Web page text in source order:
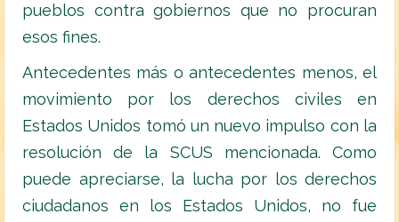
pueblos contra gobiernos que no procuran
esos fines.
Antecedentes más o antecedentes menos, el
movimiento por los derechos civiles en
Estados Unidos tomó un nuevo impulso con la
resolución de la SCUS mencionada. Como
puede apreciarse, la lucha por los derechos
ciudadanos en los Estados Unidos, no fue